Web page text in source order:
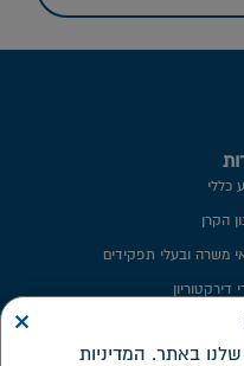
כללי
הקרן
משרה ובעלי תפקידים
דירקטוריון
השקעות
הביקורתבאתר. המדיניות
×